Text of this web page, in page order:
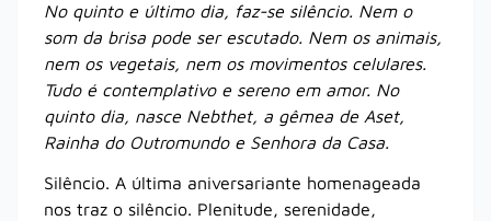
No quinto e último dia, faz-se silêncio. Nem o
som da brisa pode ser escutado. Nem os animais,
nem os vegetais, nem os movimentos celulares.
Tudo é contemplativo e sereno em amor. No
quinto dia, nasce Nebthet, a gêmea de Aset,
Rainha do Outromundo e Senhora da Casa.
Silêncio. A última aniversariante homenageada
nos traz o silêncio. Plenitude, serenidade,